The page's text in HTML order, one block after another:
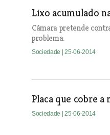
Lixo acumulado
Câmara pretende
problema.
Sociedade | 25-06-2014
Placa que cobre
Sociedade | 25-06-2014